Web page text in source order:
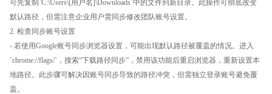
可先复制`C:\Users\[用户名]\Downloads`中的文件到新目录。此操作可彻底改变
默认路径，但需注意企业用户需同步修改团队账号设置。
2. 检查同步账号设置
- 若使用Google账号同步浏览器设置，可能出现默认路径被覆盖的情况。进入
`chrome://flags/`，搜索“下载路径同步”，禁用该功能后重启浏览器，重新设置本
地路径。此步骤可解决因账号同步导致的路径冲突，但需独立登录账号避免覆
盖。